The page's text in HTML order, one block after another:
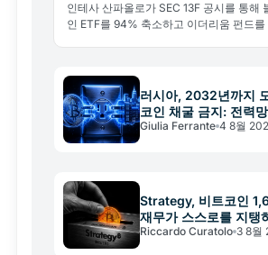
인테사 산파올로가 SEC 13F 공시를 통해
인 ETF를 94% 축소하고 이더리움 펀드를
러시아, 2032년까지
코인 채굴 금지: 전력
Giulia Ferrante 4 8월
Strategy, 비트코인
재무가 스스로를 지탱
Riccardo Curatolo 3 8월